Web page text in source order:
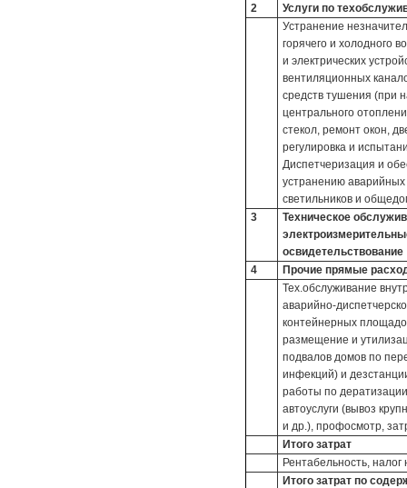
2
Услуги по
Устранение
горячего и холодного
и электрических
вентиляционных
средств тушения (при
центрального
стекол, ремонт окон,
регулировка и
Диспетчеризация и
устранению
светильников и
3
Техническое
освидетельствование
4
Прочие прямые
Тех.обслуживание
аварийно-
контейнерных
размещение и
подвалов домов по
инфекций) и
работы по
автоуслуги (вывоз
и др.), профосмотр,
Итого затрат
Рентабельность,
Итого затрат по